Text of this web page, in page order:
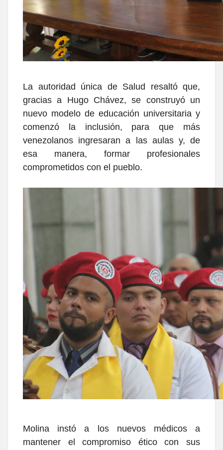
La autoridad única de Salud resaltó que,
gracias a Hugo Chávez, se construyó un
nuevo modelo de educación universitaria y
comenzó la inclusión, para que más
venezolanos ingresaran a las aulas y, de
esa manera, formar profesionales
comprometidos con el pueblo.
Molina instó a los nuevos médicos a
mantener el compromiso ético con sus